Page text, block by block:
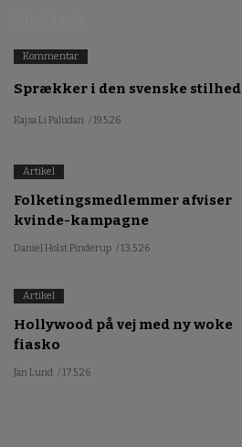
Kommentar
Sprækker i den svenske stilhed
Kajsa Li Paludan / 19.5.26
Artikel
Folketingsmedlemmer afviser
kvinde-kampagne
Daniel Holst Pinderup / 13.5.26
Artikel
Hollywood på vej med ny woke
fiasko
Jan Lund / 17.5.26